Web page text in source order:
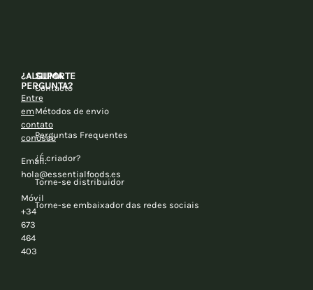
¿ALGUMA
PERGUNTA?
Entre
em
contato
conosco
Email:
hola@essentialfoods.es
Móvil
+34
673
464
403
SUPORTE
Contacto
Métodos de envio
Perguntas Frequentes
¿É criador?
Torne-se distribuidor
Torne-se embaixador das redes sociais